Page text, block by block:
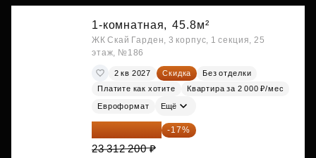
1-комнатная, 45.8м²
ЖК Скай Гарден, 3 корпус, 1 секция, 25
этаж, №186
2 кв 2027 Скидка
Без отделки
Платите как хотите
Квартира за 2 000 ₽/мес
Евроформат Ещё
19 349 126 ₽ -17%
23 312 200 ₽